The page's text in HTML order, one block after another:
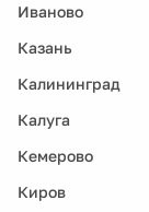
Иваново
Казань
Калининград
Калуга
Кемерово
Киров